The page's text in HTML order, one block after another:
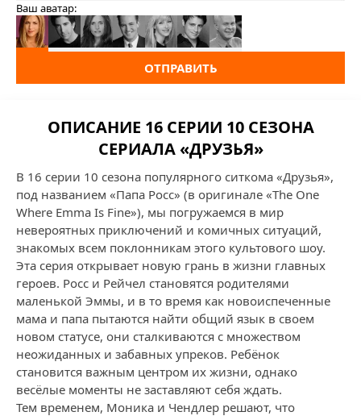
Ваш аватар:
ОТПРАВИТЬ
ОПИСАНИЕ 16 СЕРИИ 10 СЕЗОНА
СЕРИАЛА «ДРУЗЬЯ»
В 16 серии 10 сезона популярного ситкома «Друзья»,
под названием «Папа Росс» (в оригинале «The One
Where Emma Is Fine»), мы погружаемся в мир
невероятных приключений и комичных ситуаций,
знакомых всем поклонникам этого культового шоу.
Эта серия открывает новую грань в жизни главных
героев. Росс и Рейчел становятся родителями
маленькой Эммы, и в то время как новоиспеченные
мама и папа пытаются найти общий язык в своем
новом статусе, они сталкиваются с множеством
неожиданных и забавных упреков. Ребёнок
становится важным центром их жизни, однако
весёлые моменты не заставляют себя ждать.
Тем временем, Моника и Чендлер решают, что